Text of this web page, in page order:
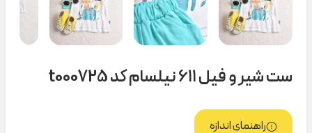
ست شیر و فیل ۶۱۱ نیلسام کد t000725
راهنمای اندازه